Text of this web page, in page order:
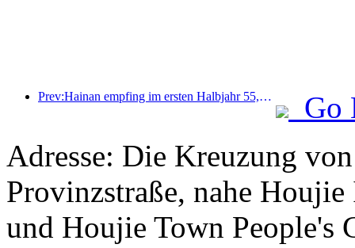
Prev:Hainan empfing im ersten Halbjahr 55,2129 Millionen Touristen
Go
Adresse: Die Kreuzung
Provinzstraße, nahe
und Houjie Town People's